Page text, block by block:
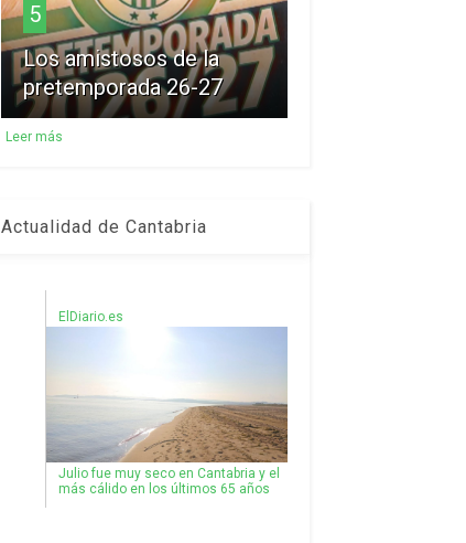
5
Los amistosos de la
pretemporada 26-27
Leer más
Actualidad de Cantabria
ElDiario.es
Julio fue muy seco en Cantabria y el
más cálido en los últimos 65 años